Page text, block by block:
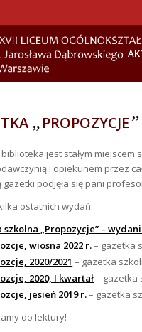
„PROPOZYCJE”
jest stałym miejscem
i opiekunem przez
gazetki podjęła się pani
ostatnich wydań:
szkolna „Propozycje” –
wiosna 2022 r.– gazetka
2020/2021 – gazetka
2020, I kwartał– gazetka
jesień 2019 r.– gazetka
do lektury!